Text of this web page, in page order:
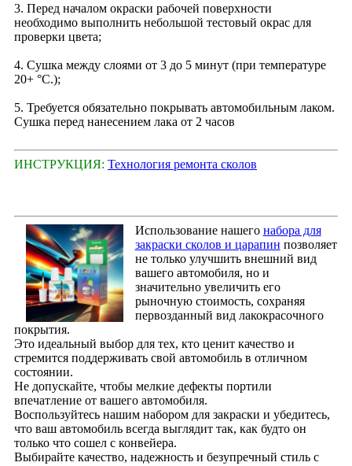
3. Перед началом окраски рабочей поверхности
необходимо выполнить небольшой тестовый окрас для
проверки цвета;
4. Сушка между слоями от 3 до 5 минут (при температуре
20+ °С.);
5. Требуется обязательно покрывать автомобильным лаком.
Сушка перед нанесением лака от 2 часов
ИНСТРУКЦИЯ: Технология ремонта сколов
Использование нашего набора для
закраски сколов и царапин позволяет
не только улучшить внешний вид
вашего автомобиля, но и
значительно увеличить его
рыночную стоимость, сохраняя
первозданный вид лакокрасочного
покрытия.
Это идеальный выбор для тех, кто ценит качество и
стремится поддерживать свой автомобиль в отличном
состоянии.
Не допускайте, чтобы мелкие дефекты портили
впечатление от вашего автомобиля.
Воспользуйтесь нашим набором для закраски и убедитесь,
что ваш автомобиль всегда выглядит так, как будто он
только что сошел с конвейера.
Выбирайте качество, надежность и безупречный стиль с